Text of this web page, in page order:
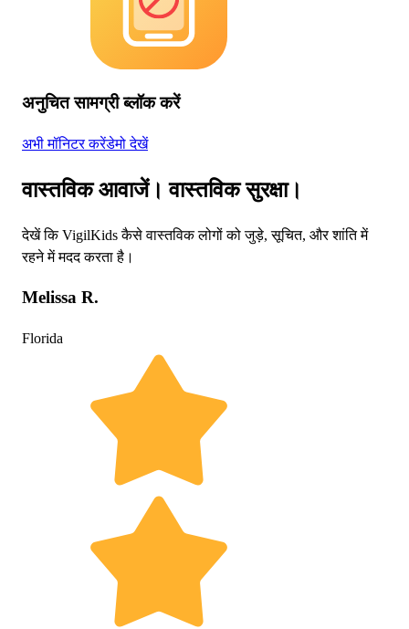
अनुचित सामग्री ब्लॉक करें
अभी मॉनिटर करेंडेमो देखें
वास्तविक आवाजें। वास्तविक सुरक्षा।
देखें कि VigilKids कैसे वास्तविक लोगों को जुड़े, सूचित, और शांति में
रहने में मदद करता है।
Melissa R.
Florida